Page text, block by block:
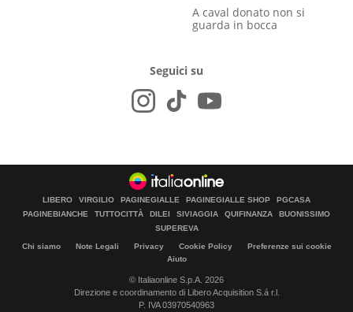
A caval donato non si
guarda in bocca
Seguici su
LIBERO VIRGILIO PAGINEGIALLE PAGINEGIALLE SHOP
PGCASA
PAGINEBIANCHE
TUTTOCITTÀ DILEI SIVIAGGIA QUIFINANZA
BUONISSIMO
SUPEREVA
Chi siamo Note Legali Privacy Cookie Policy
Preferenze sui cookie
Aiuto
© Italiaonline S.p.A. 2026
Direzione e coordinamento di Libero Acquisition S.á r.l.
P. IVA 03970540963